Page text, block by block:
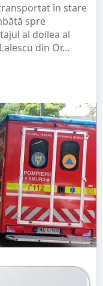
în stare
spre
al doilea al
din Or...